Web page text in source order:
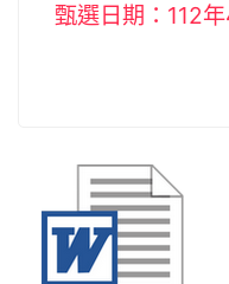
甄選日期：112